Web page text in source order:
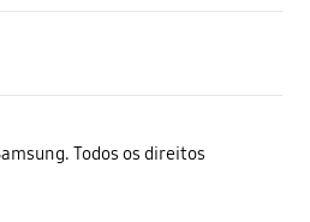
Todos os direitos